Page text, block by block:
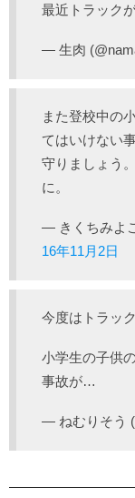
最近トラック
— 生肉
また登校中の
てはいけない
守りましょう
に。
— きくちみよ
16年11月2日
今度はトラッ
小学生の子供
事故が…
— ねむりそう